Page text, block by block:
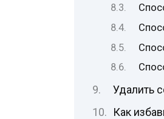
Удалить
Как